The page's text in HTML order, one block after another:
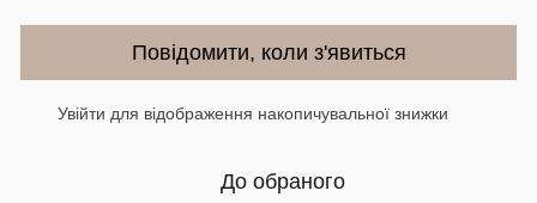
Повідомити, коли з'явиться
Увійти для відображення накопичувальної знижки
До обраного